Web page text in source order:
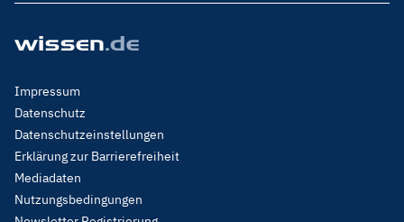
Footer
Menu
Legal
Impressum
Datenschutz
Datenschutzeinstellungen
Erklärung zur Barrierefreiheit
Mediadaten
Nutzungsbedingungen